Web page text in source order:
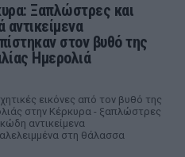
Ξαπλώστρες και
αντικείμενα
στον βυθό της
Ημερολιά
εικόνες από τον βυθό της
στην Κέρκυρα - ξαπλώστρες
αντικείμενα
στη θάλασσα